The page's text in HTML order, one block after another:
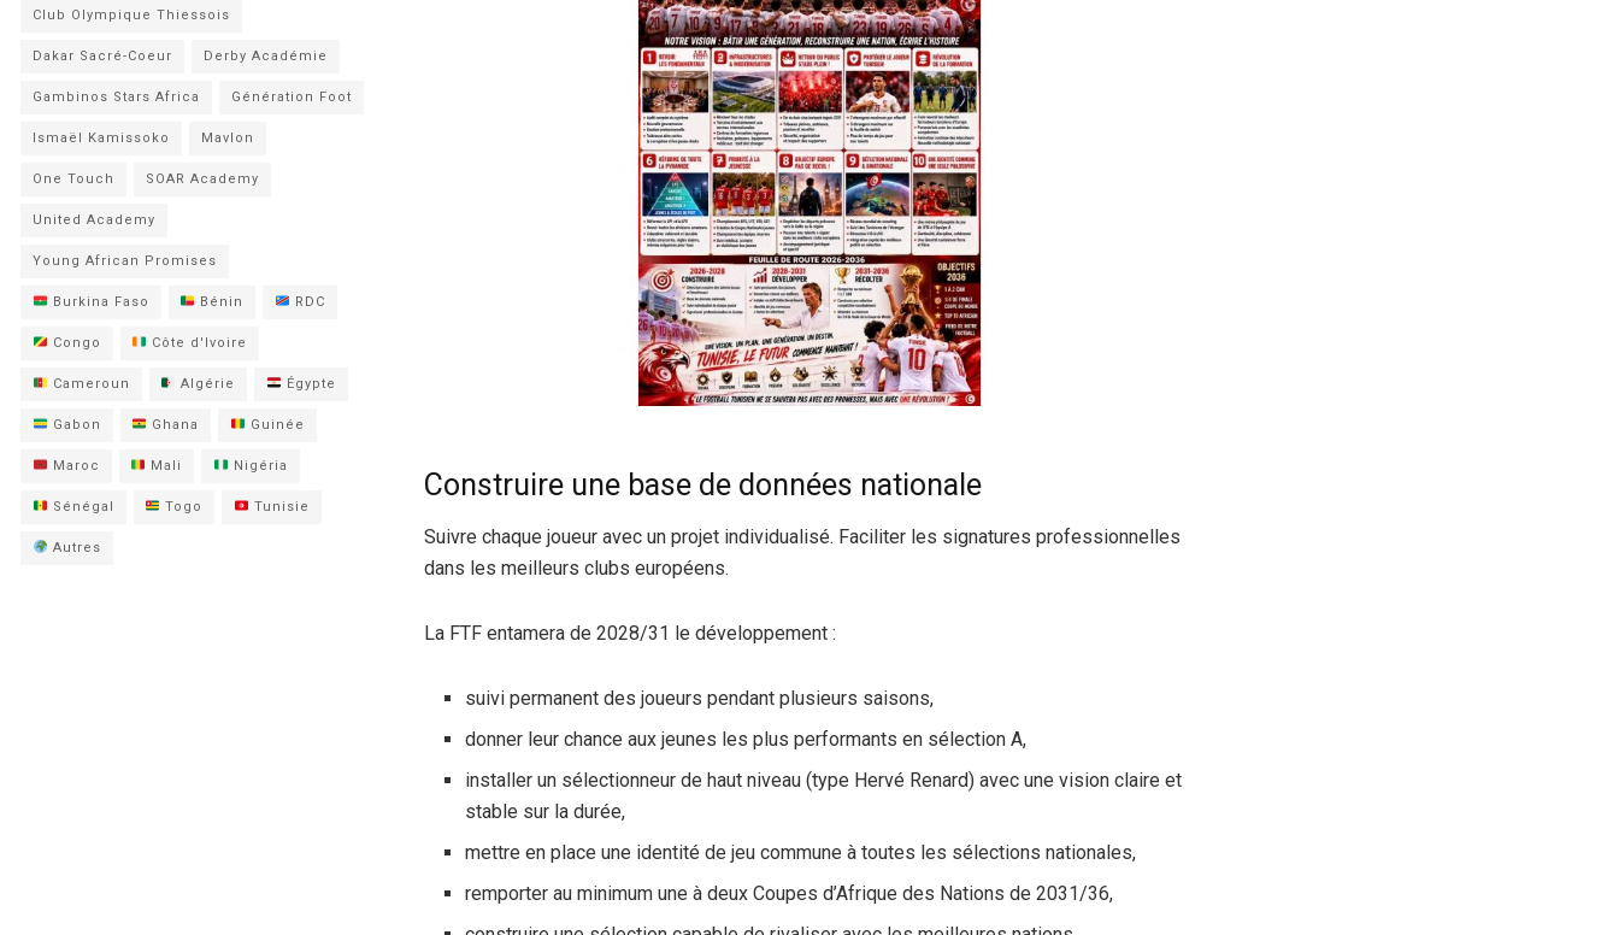
Construire une base de données nationale
Suivre chaque joueur avec un projet individualisé. Faciliter les signatures professionnelles
dans les meilleurs clubs européens.
La FTF entamera de 2028/31 le développement :
suivi permanent des joueurs pendant plusieurs saisons,
donner leur chance aux jeunes les plus performants en sélection A,
installer un sélectionneur de haut niveau (type Hervé Renard) avec une vision claire et
stable sur la durée,
mettre en place une identité de jeu commune à toutes les sélections nationales,
remporter au minimum une à deux Coupes d’Afrique des Nations de 2031/36,
Club Olympique Thiessois
Dakar Sacré-Coeur Derby Académie
Gambinos Stars Africa Génération Foot
Ismaël Kamissoko Mavlon
One Touch SOAR Academy
United Academy
Young African Promises
Burkina Faso Bénin RDC
Congo Côte d'Ivoire
Cameroun Algérie Égypte
Gabon Ghana Guinée
Maroc Mali Nigéria
Sénégal Togo Tunisie
Autres